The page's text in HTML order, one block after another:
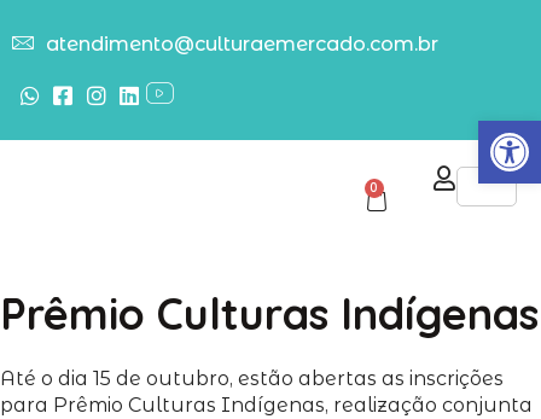
Abrir
atendimento@culturaemercado.com.br
0
Prêmio Culturas Indígenas
Até o dia 15 de outubro, estão abertas as inscrições
para Prêmio Culturas Indígenas, realização conjunta